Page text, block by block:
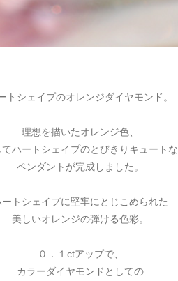
トシェイプのオレンジダイヤモンド。
理想を描いたオレンジ色、
てハートシェイプのとびきりキュートな
ペンダントが完成しました。
ートシェイプに堅牢にとじこめられた
美しいオレンジの弾ける色彩。
０．１ctアップで、
カラーダイヤモンドとしての